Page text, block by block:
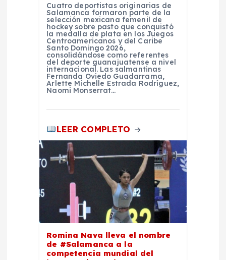
Cuatro deportistas originarias de
Salamanca formaron parte de la
selección mexicana femenil de
hockey sobre pasto que conquistó
la medalla de plata en los Juegos
Centroamericanos y del Caribe
Santo Domingo 2026,
consolidándose como referentes
del deporte guanajuatense a nivel
internacional. Las salmantinas
Fernanda Oviedo Guadarrama,
Arlette Michelle Estrada Rodríguez,
Naomi Monserrat…
LEER COMPLETO
Romina Nava lleva el nombre
de #Salamanca a la
competencia mundial del